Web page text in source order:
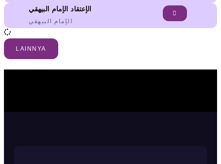
الإعتقاد الإمام البيهقي
الإمام البيهقي
LAINNYA